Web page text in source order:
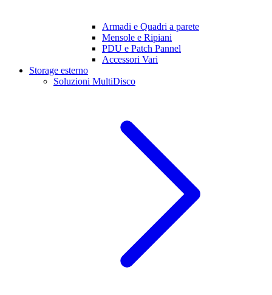
Armadi e Quadri a parete
Mensole e Ripiani
PDU e Patch Pannel
Accessori Vari
Storage esterno
Soluzioni MultiDisco